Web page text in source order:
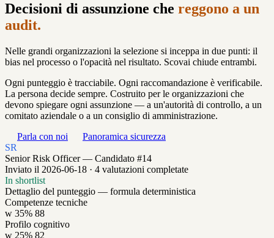
Decisioni di assunzione che reggono a un
audit.
Nelle grandi organizzazioni la selezione si inceppa in due punti: il
bias nel processo o l'opacità nel risultato. Scovai chiude entrambi.
Ogni punteggio è tracciabile. Ogni raccomandazione è verificabile.
La persona decide sempre. Costruito per le organizzazioni che
devono spiegare ogni assunzione — a un'autorità di controllo, a un
comitato aziendale o a un consiglio di amministrazione.
Parla con noi
Panoramica sicurezza
SR
Senior Risk Officer — Candidato #14
Inviato il 2026-06-18 · 4 valutazioni completate
In shortlist
Dettaglio del punteggio — formula deterministica
Competenze tecniche
w 35% 88
Profilo cognitivo
w 25% 82